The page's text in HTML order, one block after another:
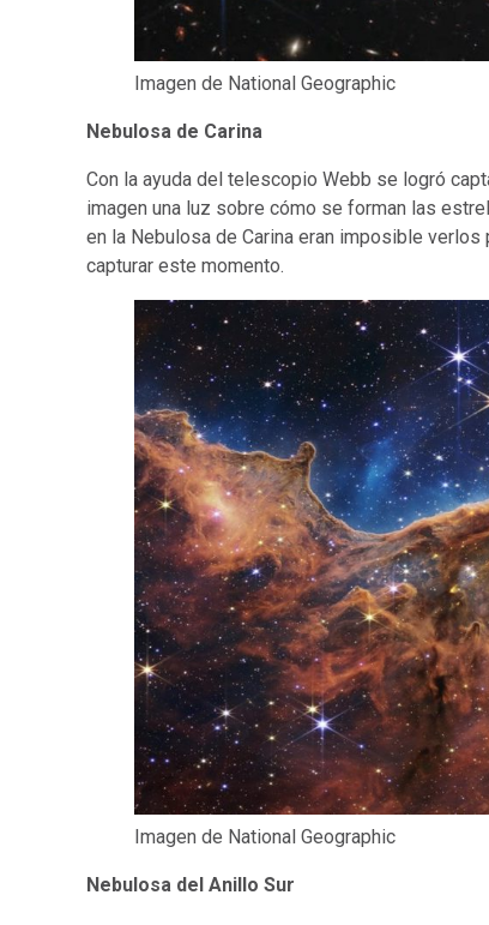
Imagen de National Geographic
Nebulosa de Carina
Con la ayuda del telescopio Webb se logró
imagen una luz sobre cómo se forman las
en la Nebulosa de Carina eran imposible
capturar este momento.
Imagen de National Geographic
Nebulosa del Anillo Sur